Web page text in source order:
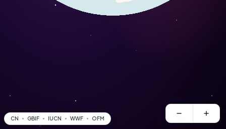
CN GBIF IUCN WWF OFM